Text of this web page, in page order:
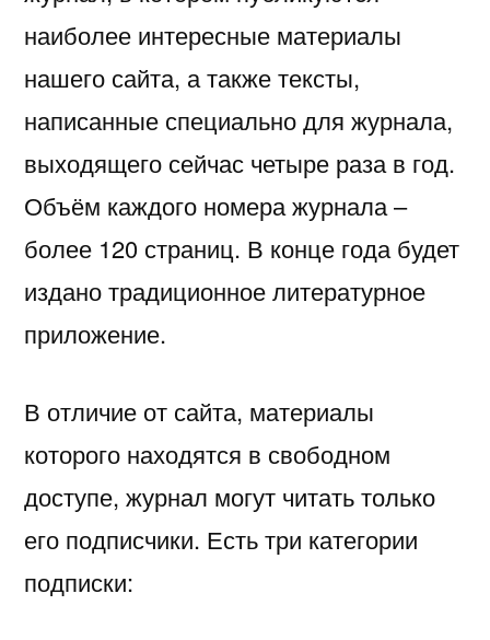
наиболее интересные материалы
нашего сайта, а также тексты,
написанные специально для журнала,
выходящего сейчас четыре раза в год.
Объём каждого номера журнала –
более 120 страниц. В конце года будет
издано традиционное литературное
приложение.
В отличие от сайта, материалы
которого находятся в свободном
доступе, журнал могут читать только
его подписчики. Есть три категории
подписки: